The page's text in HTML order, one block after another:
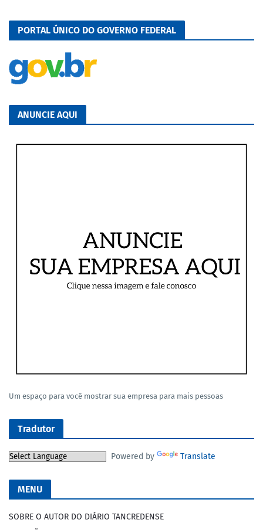
PORTAL ÚNICO DO GOVERNO FEDERAL
ANUNCIE AQUI
Um espaço para você mostrar sua empresa para mais pessoas
Tradutor
Powered by Translate
MENU
SOBRE O AUTOR DO DIÁRIO TANCREDENSE